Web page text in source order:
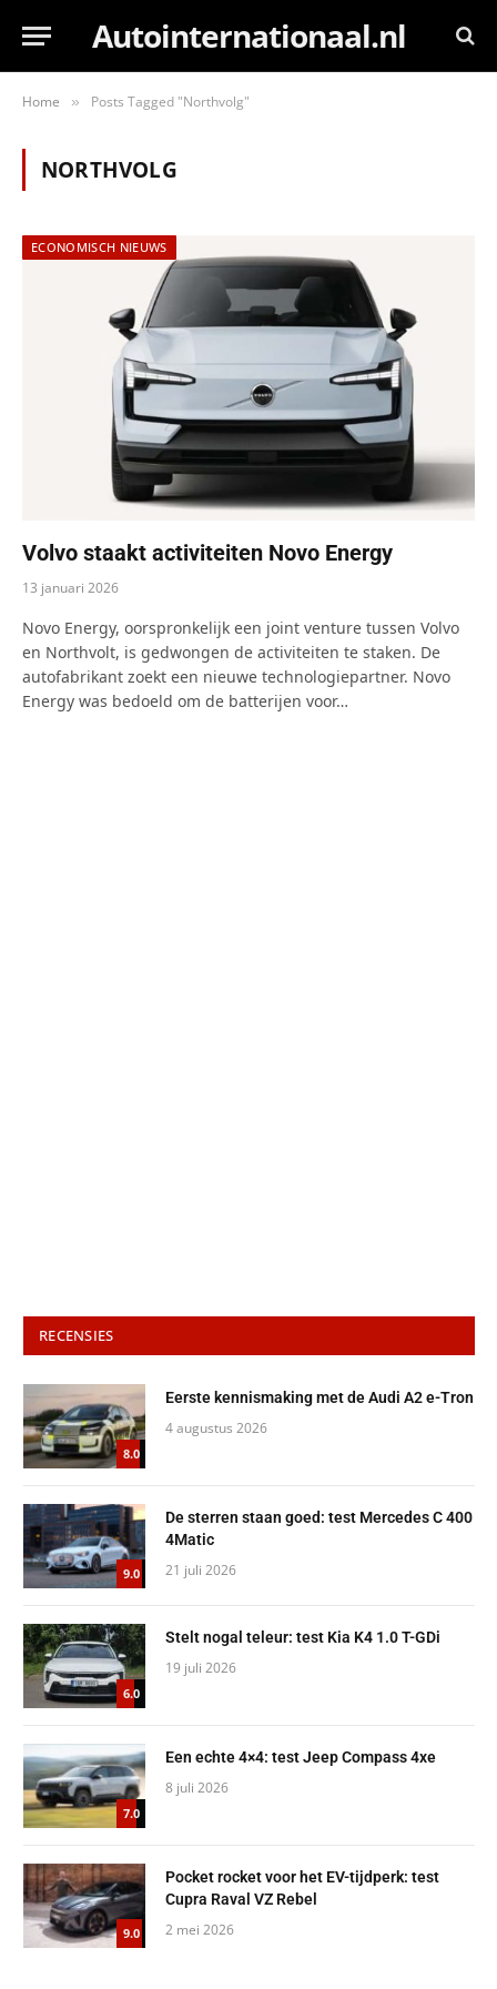
Autointernationaal.nl
Home » Posts Tagged "Northvolg"
NORTHVOLG
ECONOMISCH NIEUWS
Volvo staakt activiteiten Novo Energy
13 januari 2026
Novo Energy, oorspronkelijk een joint venture tussen Volvo
en Northvolt, is gedwongen de activiteiten te staken. De
autofabrikant zoekt een nieuwe technologiepartner. Novo
Energy was bedoeld om de batterijen voor…
RECENSIES
8.0
Eerste kennismaking met de Audi A2 e-Tron
4 augustus 2026
9.0
De sterren staan goed: test Mercedes C 400
4Matic
21 juli 2026
6.0
Stelt nogal teleur: test Kia K4 1.0 T-GDi
19 juli 2026
7.0
Een echte 4×4: test Jeep Compass 4xe
8 juli 2026
9.0
Pocket rocket voor het EV-tijdperk: test
Cupra Raval VZ Rebel
2 mei 2026